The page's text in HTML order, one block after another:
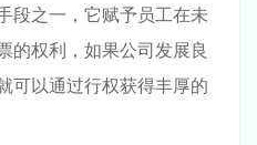
段之一，它赋予员工在未
的权利，如果公司发展良
可以通过行权获得丰厚的